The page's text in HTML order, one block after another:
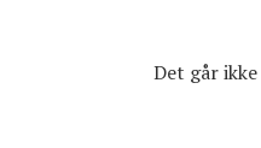
Det går